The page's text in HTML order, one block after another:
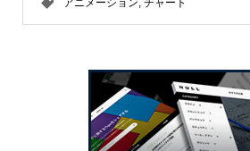
アニメーション, チャート